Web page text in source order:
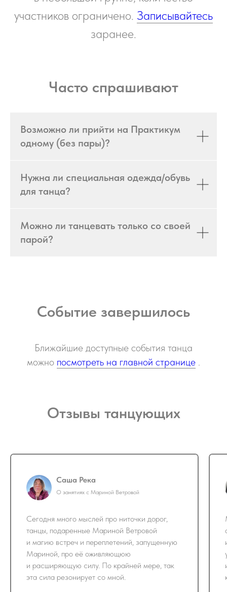
участников ограничено. Записывайтесь
заранее.
Часто спрашивают
Возможно ли прийти на Практикум
одному (без пары)?
Нужна ли специальная одежда/обувь
для танца?
Можно ли танцевать только со своей
парой?
Событие завершилось
Ближайшие доступные события танца
можно посмотреть на главной странице
Отзывы танцующих
Саша Река
О занятиях с Мариной Ветровой
Сегодня много мыслей про ниточки дорог,
танцы, подаренные Мариной Ветровой
и магию встреч и переплетений, запущенную
Мариной, про её оживляющюю
и расширяющую силу. По крайней мере, так
эта сила резонирует со мной.